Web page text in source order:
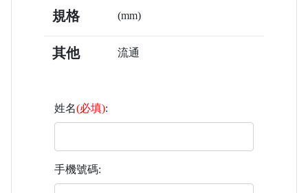
規格 (mm)
其他 流通
姓名(必填):
手機號碼: